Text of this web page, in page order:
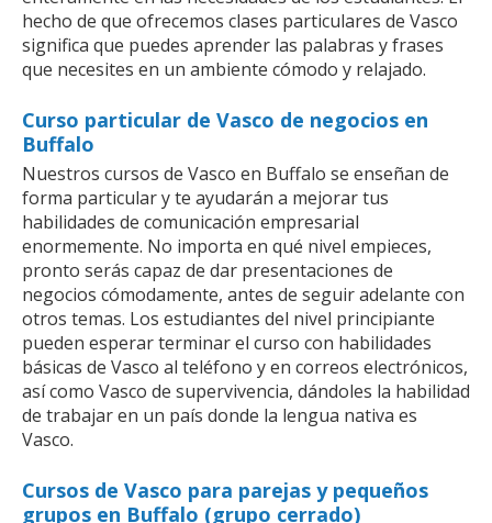
hecho de que ofrecemos clases particulares de Vasco
significa que puedes aprender las palabras y frases
que necesites en un ambiente cómodo y relajado.
Curso particular de Vasco de negocios en
Buffalo
Nuestros cursos de Vasco en Buffalo se enseñan de
forma particular y te ayudarán a mejorar tus
habilidades de comunicación empresarial
enormemente. No importa en qué nivel empieces,
pronto serás capaz de dar presentaciones de
negocios cómodamente, antes de seguir adelante con
otros temas. Los estudiantes del nivel principiante
pueden esperar terminar el curso con habilidades
básicas de Vasco al teléfono y en correos electrónicos,
así como Vasco de supervivencia, dándoles la habilidad
de trabajar en un país donde la lengua nativa es
Vasco.
Cursos de Vasco para parejas y pequeños
grupos en Buffalo (grupo cerrado)